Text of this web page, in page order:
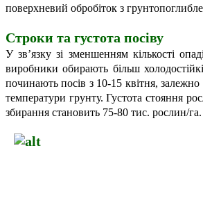
поверхневий обробіток з
Строки та густота посіву
У зв’язку зі зменшенням кількості
виробники обирають більш
починають посів з 10-15 квітня,
температури грунту. Густота стояння
збирання становить 75-80 тис. рослин/га.